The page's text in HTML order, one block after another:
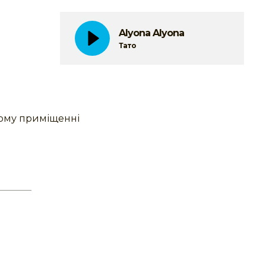
Alyona Alyona
Тато
приміщенні